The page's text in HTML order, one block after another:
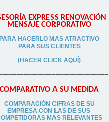
EXPRESS RENOVACIÓN
MENSAJE CORPORATIVO
PARA HACERLO MAS ATRACTIVO
PARA SUS CLIENTES
(HACER CLICK AQUÍ)
COMPARATIVO A SU MEDIDA
COMPARACIÓN CIFRAS DE SU
EMPRESA CON LAS DE SUS
MAS RELEVANTES